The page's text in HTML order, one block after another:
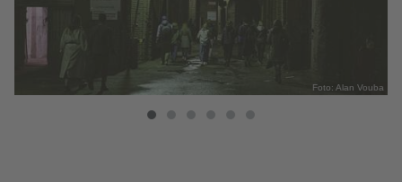
Foto: Alan Vouba